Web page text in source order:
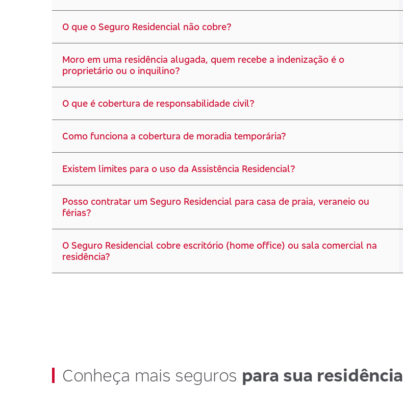
O que o Seguro Residencial não cobre?
Moro em uma residência alugada, quem recebe a indenização é o
proprietário ou o inquilino?
O que é cobertura de responsabilidade civil?
Como funciona a cobertura de moradia temporária?
Existem limites para o uso da Assistência Residencial?
Posso contratar um Seguro Residencial para casa de praia, veraneio ou
férias?
O Seguro Residencial cobre escritório (home office) ou sala comercial na
residência?
Conheça mais seguros para sua residência